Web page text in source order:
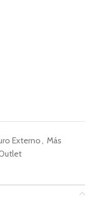
Externo, Más